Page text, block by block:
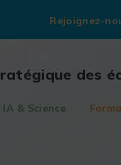
Rejoignez-
des
IA & Science